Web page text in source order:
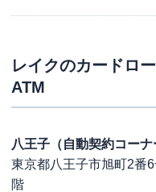
レイクのカードロ
ATM
八王子（自動契約コーナ
東京都八王子市旭町2番
階